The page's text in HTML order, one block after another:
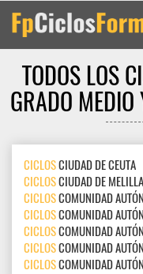
TODOS LOS
GRADO MEDIO
CICLOSCIUDAD DE CEUTA
CICLOSCIUDAD DE MELILLA
CICLOSCOMUNIDAD
CICLOSCOMUNIDAD
CICLOSCOMUNIDAD
CICLOSCOMUNIDAD
CICLOSCOMUNIDAD